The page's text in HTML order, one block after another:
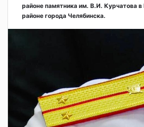
районе памятника им. В.И. Курчатова
районе города Челябинска.